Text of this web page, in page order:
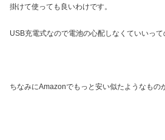
掛けて使っても良いわけです。
USB充電式なので電池の心配しなくていいって
ちなみにAmazonでもっと安い似たようなもの